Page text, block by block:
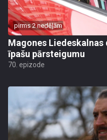
pirms 2 nedēļām
Magones
īpašu pārsteigumu
70. epizode